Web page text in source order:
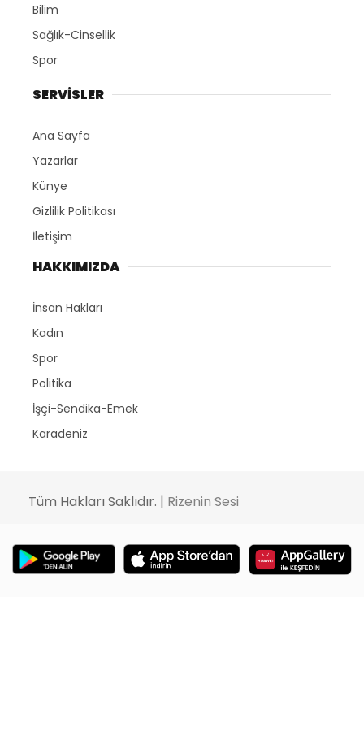
Bilim
Sağlık-Cinsellik
Spor
SERVİSLER
Ana Sayfa
Yazarlar
Künye
Gizlilik Politikası
İletişim
HAKKIMIZDA
İnsan Hakları
Kadın
Spor
Politika
İşçi-Sendika-Emek
Karadeniz
Tüm Hakları Saklıdır. | Rizenin Sesi